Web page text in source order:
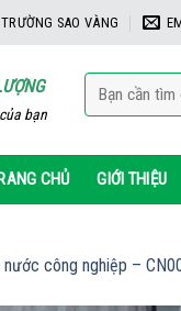
SAO VÀNG
bạn
Tìm
kiếm:
CHỦ GIỚI THIỆU
công nghiệp –